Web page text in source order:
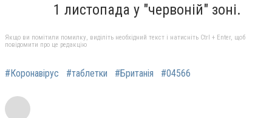
1 листопада у "червоній" зоні.
Якщо ви помітили помилку, виділіть необхідний текст і натисніть Ctrl + Enter, щоб
повідомити про це редакцію
#Коронавірус #таблетки #Британія #04566